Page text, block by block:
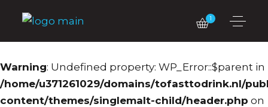
1
Warning: Undefined property: WP_Error::$parent in
/home/u371261029/domains/tofasttodrink.nl/
content/themes/singlemalt-child/header.php on